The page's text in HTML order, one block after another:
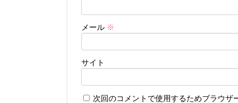
メール ※
サイト
次回のコメントで使用するためブラウザ